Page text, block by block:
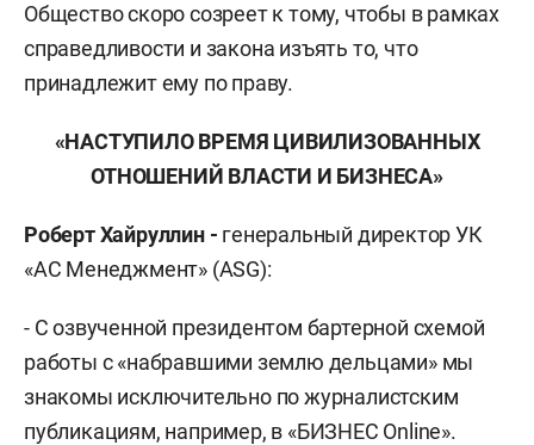
Общество скоро созреет к тому, чтобы в рамках
справедливости и закона изъять то, что
принадлежит ему по праву.
«НАСТУПИЛО ВРЕМЯ ЦИВИЛИЗОВАННЫХ
ОТНОШЕНИЙ ВЛАСТИ И БИЗНЕСА»
Роберт Хайруллин - генеральный директор УК
«АС Менеджмент» (ASG):
- С озвученной президентом бартерной схемой
работы с «набравшими землю дельцами» мы
знакомы исключительно по журналистским
публикациям, например, в «БИЗНЕС Online».